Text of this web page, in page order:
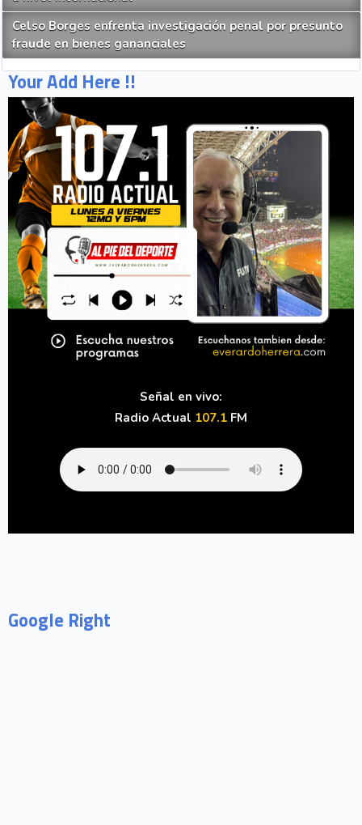
Celso Borges enfrenta investigación penal por presunto
fraude en bienes gananciales
Your Add Here !!
Señal en vivo:
Radio Actual 107.1 FM
Google Right